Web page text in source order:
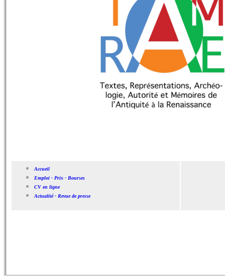
Accueil
Emploi - Prix - Bourses
CV en ligne
Actualité - Revue de presse